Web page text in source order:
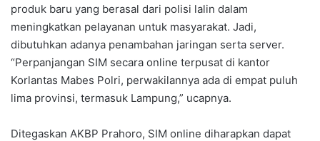
produk baru yang berasal dari polisi lalin dalam
meningkatkan pelayanan untuk masyarakat. Jadi,
dibutuhkan adanya penambahan jaringan serta server.
“Perpanjangan SIM secara online terpusat di kantor
Korlantas Mabes Polri, perwakilannya ada di empat puluh
lima provinsi, termasuk Lampung,” ucapnya.
Ditegaskan AKBP Prahoro, SIM online diharapkan dapat